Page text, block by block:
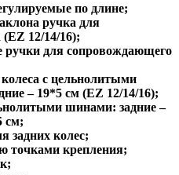
по длине;
ручка для
12/14/16);
ручки для сопровождающего
с цельнолитыми
– 19*5 см (EZ 12/14/16);
шинами: задние –
см;
задних колес;
точками крепления;